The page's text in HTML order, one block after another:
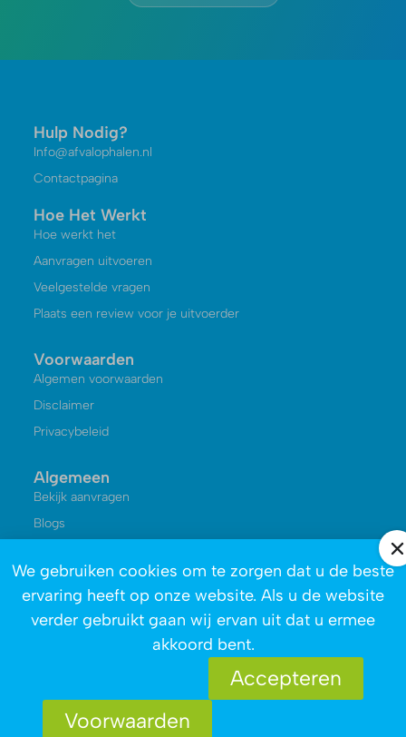
Hulp Nodig?
Info@afvalophalen.nl
Contactpagina
Hoe Het Werkt
Hoe werkt het
Aanvragen uitvoeren
Veelgestelde vragen
Plaats een review voor je uitvoerder
Voorwaarden
Algemen voorwaarden
Disclaimer
Privacybeleid
Algemeen
Bekijk aanvragen
Blogs
Reviews
Over ons
Copyright © 2026 - Afvalophalen.nl
We gebruiken cookies om te zorgen dat u de beste
ervaring heeft op onze website. Als u de website
verder gebruikt gaan wij ervan uit dat u ermee
akkoord bent.
Accepteren
Voorwaarden